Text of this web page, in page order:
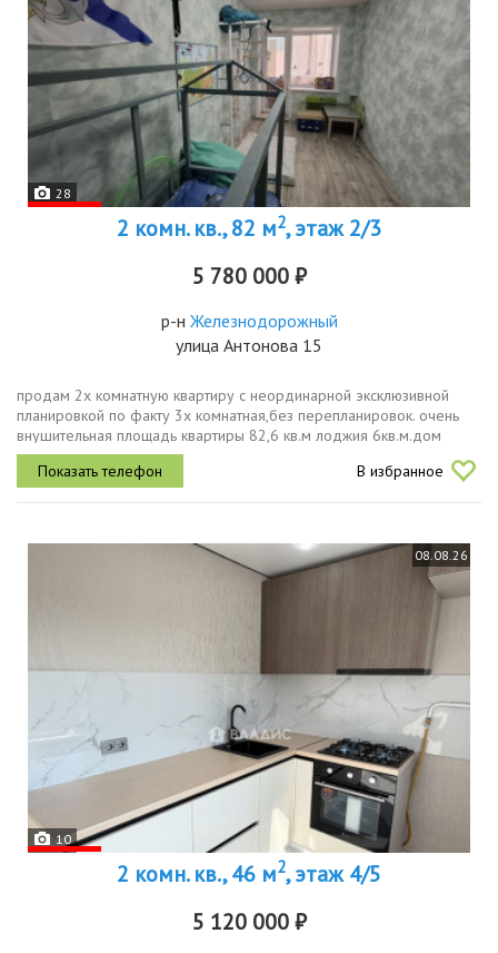
28
2 комн. кв., 82 м2, этаж 2/3
5 780 000 ₽
р-н Железнодорожный
улица Антонова 15
продам 2х комнатную квартиру с неординарной эксклюзивной
планировкой по факту 3х комнатная,без перепланировок. очень
внушительная площадь квартиры 82,6 кв.м лоджия 6кв.м.дом
кирпичный,этаж средний,состояние частично ремонт,расположение
дома...
В избранное
08.08.26
10
2 комн. кв., 46 м2, этаж 4/5
5 120 000 ₽